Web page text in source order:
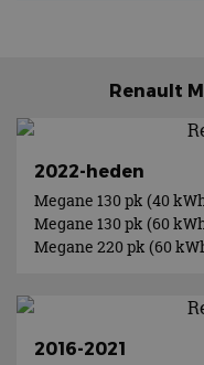
Renault
2022-heden
Megane 130 pk (40
Megane 130 pk (60
Megane 220 pk (60
2016-2021